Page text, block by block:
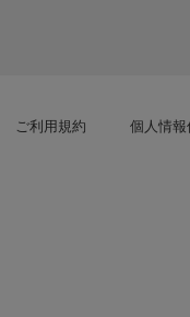
ご利用規約 個人情